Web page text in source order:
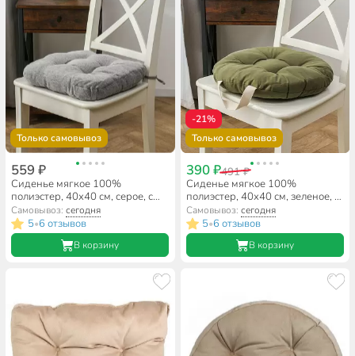
Только самовывоз
559 ₽
Сиденье мягкое 100%
полиэстер, 40х40 см, серое, с
завязками, A140087
Самовывоз:сегодня
5•6 отзывов
В корзину
-21%
Только самовывоз
390 ₽491 ₽
Сиденье мягкое 100%
полиэстер, 40х40 см, зеленое, с
ручкой, A140085
Самовывоз: сегодня
5•6 отзывов
В корзину